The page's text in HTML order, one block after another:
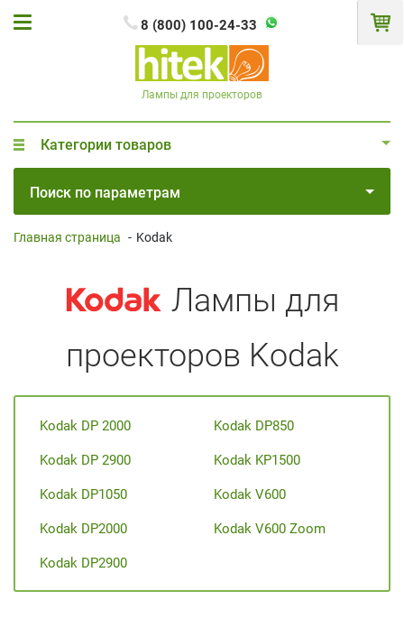
8 (800) 100-24-33
Лампы для проекторов
Категории товаров
Поиск по параметрам
Главная страница - Kodak
Лампы для
проекторов Kodak
Kodak DP 2000
Kodak DP 2900
Kodak DP1050
Kodak DP2000
Kodak DP2900
Kodak DP850
Kodak KP1500
Kodak V600
Kodak V600 Zoom